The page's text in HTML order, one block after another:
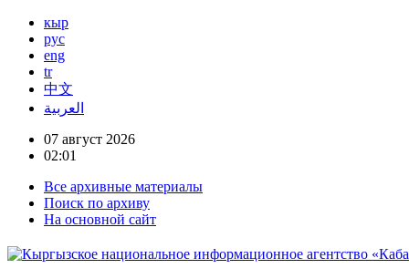
кыр
рус
eng
tr
中文
العربية
07 август 2026
02:01
Все архивные материалы
Поиск по архиву
На основной сайт